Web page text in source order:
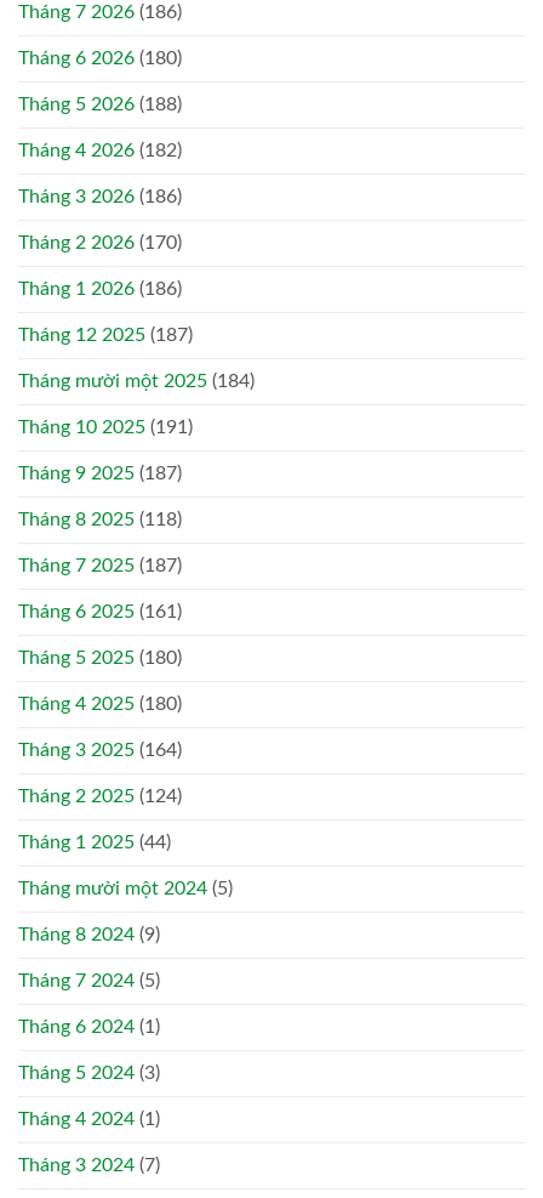
Tháng 7 2026 (186)
Tháng 6 2026 (180)
Tháng 5 2026 (188)
Tháng 4 2026 (182)
Tháng 3 2026 (186)
Tháng 2 2026 (170)
Tháng 1 2026 (186)
Tháng 12 2025 (187)
Tháng mười một 2025 (184)
Tháng 10 2025 (191)
Tháng 9 2025 (187)
Tháng 8 2025 (118)
Tháng 7 2025 (187)
Tháng 6 2025 (161)
Tháng 5 2025 (180)
Tháng 4 2025 (180)
Tháng 3 2025 (164)
Tháng 2 2025 (124)
Tháng 1 2025 (44)
Tháng mười một 2024 (5)
Tháng 8 2024 (9)
Tháng 7 2024 (5)
Tháng 6 2024 (1)
Tháng 5 2024 (3)
Tháng 4 2024 (1)
Tháng 3 2024 (7)